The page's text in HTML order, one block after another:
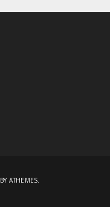
BY ATHEMES.